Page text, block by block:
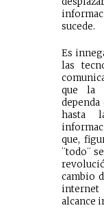
sucede.
Es
las
que la
hasta
que,
¨todo¨
cambio
alcance